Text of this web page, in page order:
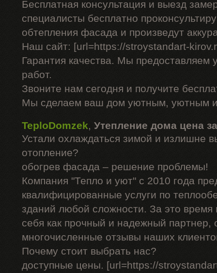
Бесплатная консультация и выезд
специалисты бесплатно
обтепления фасада и произведут
Наш сайт: [url=https://stroystandart-
Гарантия качества. Мы предоставляем
работ.
Звоните нам сегодня и получите
Мы сделаем ваш дом уютным, уютным
TeploDomzek, Утепление дома цена за
Устали охлаждаться зимой и излишне
отопление?
обогрев фасада – решение проблемы!
Компания "Тепло и уют" с 2010 года
квалифицированные услуги по
зданий любой сложности. За это
себя как прочный и надежный партнер,
многочисленные отзывы наших
Почему стоит выбрать нас?
доступные цены. [url=https://